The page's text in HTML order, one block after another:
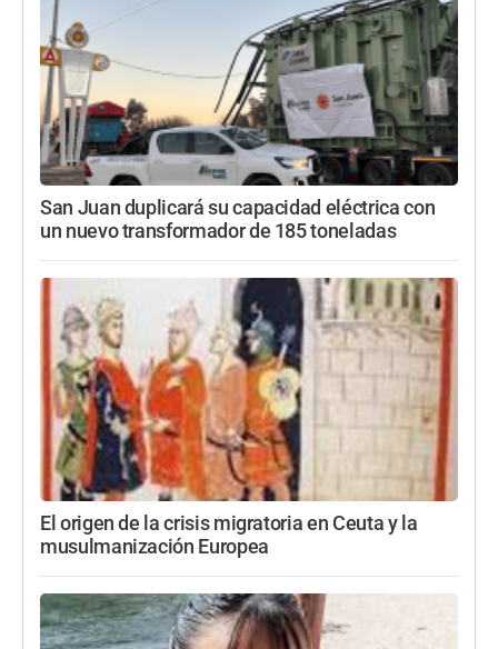
San Juan duplicará su capacidad eléctrica con
un nuevo transformador de 185 toneladas
El origen de la crisis migratoria en Ceuta y la
musulmanización Europea